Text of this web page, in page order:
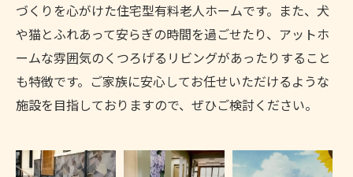
づくりを心がけた住宅型有料老人ホームです。また、犬
や猫とふれあって安らぎの時間を過ごせたり、アットホ
ームな雰囲気のくつろげるリビングがあったりすること
も特徴です。ご家族に安心してお任せいただけるような
施設を目指しておりますので、ぜひご検討ください。